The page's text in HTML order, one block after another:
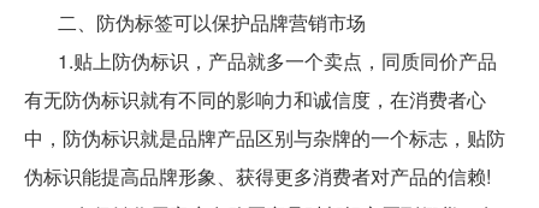
二、防伪标签可以保护品牌营销市场
1.贴上防伪标识，产品就多一个卖点，同质同价产品
有无防伪标识就有不同的影响力和诚信度，在消费者心
中，防伪标识就是品牌产品区别与杂牌的一个标志，贴防
伪标识能提高品牌形象、获得更多消费者对产品的信赖!